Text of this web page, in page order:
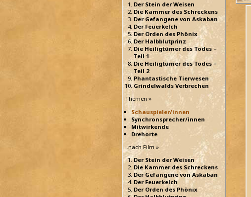
Der Stein der Weisen
Die Kammer des Schreckens
Der Gefangene von Askaban
Der Feuerkelch
Der Orden des Phönix
Der Halbblutprinz
Die Heiligtümer des Todes –
Teil 1
Die Heiligtümer des Todes –
Teil 2
Phantastische Tierwesen
Grindelwalds Verbrechen
Themen »
Schauspieler/innen
Synchronsprecher/innen
Mitwirkende
Drehorte
..nach Film »
Der Stein der Weisen
Die Kammer des Schreckens
Der Gefangene von Askaban
Der Feuerkelch
Der Orden des Phönix